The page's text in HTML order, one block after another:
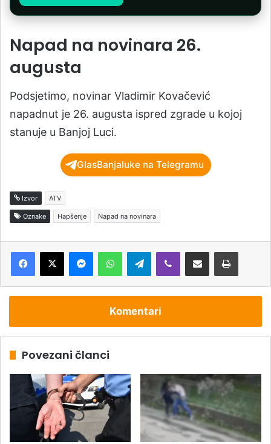
Napad na novinara 26.
augusta
Podsjetimo, novinar Vladimir Kovačević
napadnut je 26. augusta ispred zgrade u kojoj
stanuje u Banjoj Luci.
GlasBanjaluke na Telegramu
Izvor ATV
Oznake Hapšenje Napad na novinara
Telegram
Komentari
Povezani članci